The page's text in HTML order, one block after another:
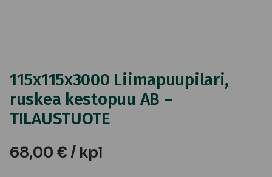
115x115x3000 Liimapuupilari,
ruskea kestopuu AB –
TILAUSTUOTE
68,00 € / kpl